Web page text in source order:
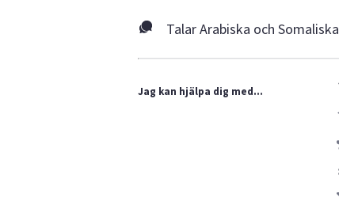
Talar Arabiska och Somaliska
Jag kan hjälpa dig med...